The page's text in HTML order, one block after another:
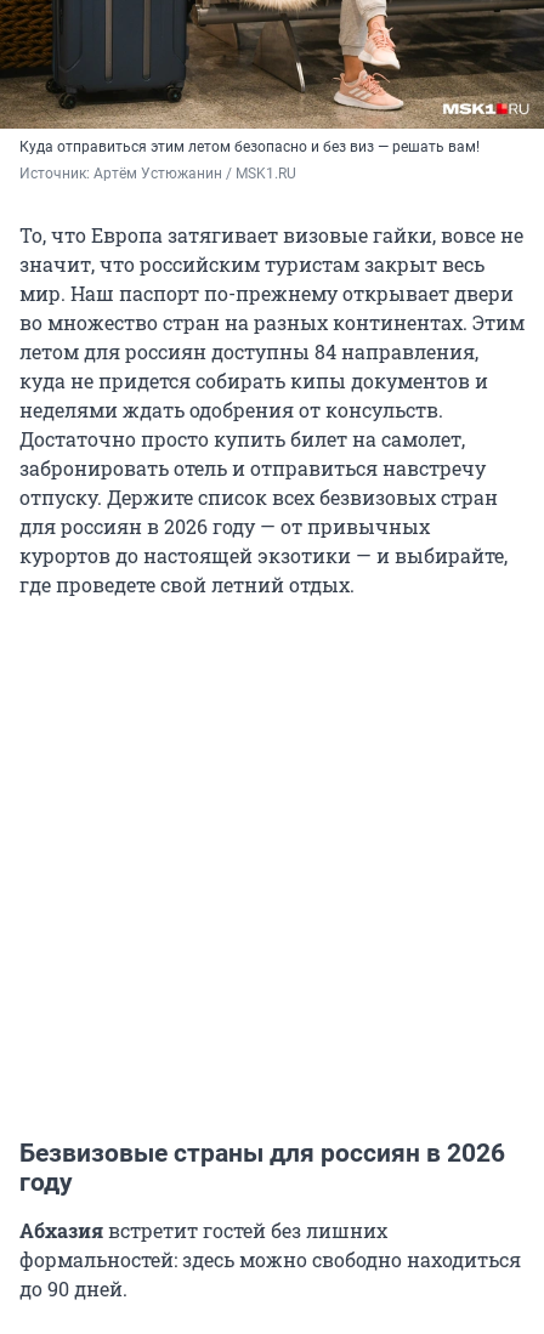
Куда отправиться этим летом безопасно и без виз — решать вам!
Источник: Артём Устюжанин / MSK1.RU
То, что Европа затягивает визовые гайки, вовсе не
значит, что российским туристам закрыт весь
мир. Наш паспорт по-прежнему открывает двери
во множество стран на разных континентах. Этим
летом для россиян доступны 84 направления,
куда не придется собирать кипы документов и
неделями ждать одобрения от консульств.
Достаточно просто купить билет на самолет,
забронировать отель и отправиться навстречу
отпуску. Держите список всех безвизовых стран
для россиян в 2026 году — от привычных
курортов до настоящей экзотики — и выбирайте,
где проведете свой летний отдых.
Безвизовые страны для россиян в 2026
году
Абхазиявстретит гостей без лишних
формальностей: здесь можно свободно находиться
до 90 дней.